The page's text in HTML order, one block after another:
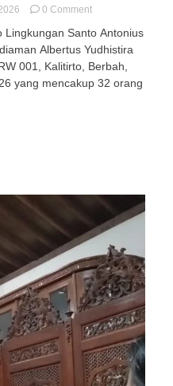
0 Commenton
St.
Antonius
Padua
Berbah:
Katolik
dan
Kenangan
Perjamuan
Malam
Terakhir
Lingkungan Santo Antonius
Albertus Yudhistira
001, Kalitirto, Berbah,
yang mencakup 32 orang